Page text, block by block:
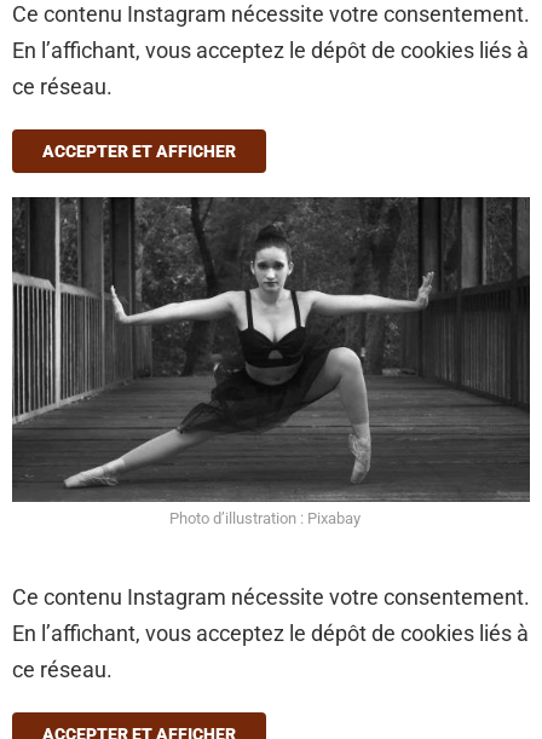
Ce contenu Instagram nécessite votre consentement.
En l’affichant, vous acceptez le dépôt de cookies liés à
ce réseau.
ACCEPTER ET AFFICHER
Photo d’illustration : Pixabay
Ce contenu Instagram nécessite votre consentement.
En l’affichant, vous acceptez le dépôt de cookies liés à
ce réseau.
ACCEPTER ET AFFICHER